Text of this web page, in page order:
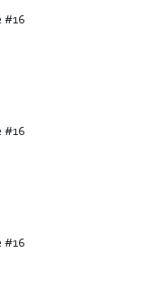
#16
#16
#16